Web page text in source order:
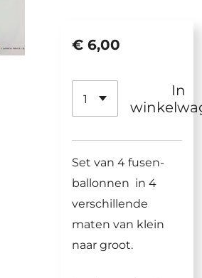
€ 6,00
In
Set van 4 fusen-
ballonnen in 4
verschillende
maten van klein
naar groot.